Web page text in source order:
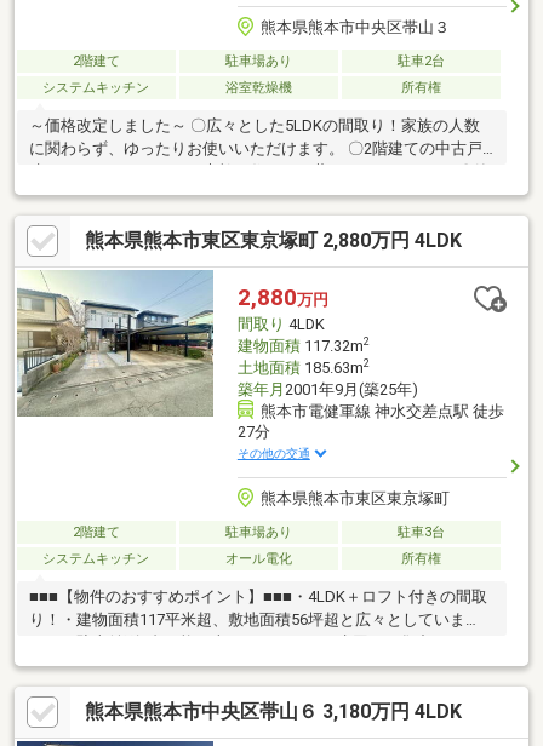
熊本県熊本市中央区帯山３
2階建て 駐車場あり
駐車2台
システムキッチン
浴室乾燥機 所有権
～価格改定しました～ 〇広々とした5LDKの間取り！家族の人数
に関わらず、ゆったりお使いいただけます。 〇2階建ての中古戸
かな環境で暮らしやすさを実感。 〇お好きなデザインにリフォー
ム可能！理想の空間を実現できます。
熊本県熊本市東区東京塚町 2,880万円 4LDK
2,880万円
間取り 4LDK
建物面積117.32m2
土地面積185.63m2
築年月 2001年9月(築25年)
熊本市電健軍線 神水交差点駅 徒歩
27分
その他の交通
熊本県熊本市東区東京塚町
2階建て 駐車場あり
駐車3台
システムキッチン
オール電化 所有権
■■■【物件のおすすめポイント】■■■・4LDK＋ロフト付きの間取
り！・建物面積117平米超、敷地面積56坪超と広々としていま
す。・駐車並列3台可能（車種による）！・水回りが集中してお
り、家事動線楽々な間取り。・太陽光搭載、オール電化物件なの
で光熱費を抑えることができます。■■■【立地・周辺環境】
■■■・熊本都市バス「帯山」停まで徒歩約6分と通勤通学に便利で
す！・尾ノ上小学校まで徒歩10分、錦ヶ丘中学校まで徒歩約15
熊本県熊本市中央区帯山６ 3,180万円 4LDK